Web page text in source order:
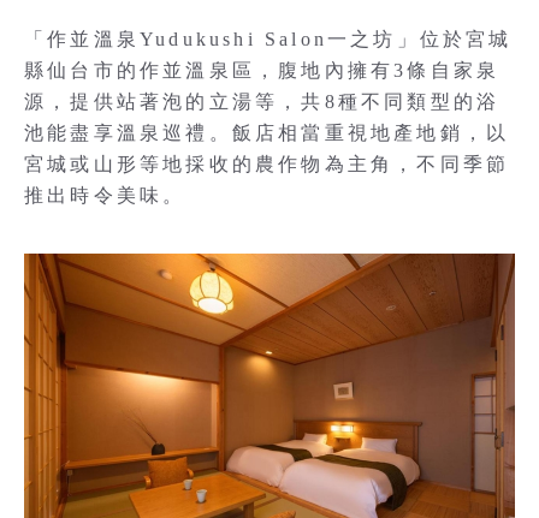
「作並溫泉Yudukushi Salon一之坊」位於宮城
縣仙台市的作並溫泉區，腹地內擁有3條自家泉
源，提供站著泡的立湯等，共8種不同類型的浴
池能盡享溫泉巡禮。飯店相當重視地產地銷，以
宮城或山形等地採收的農作物為主角，不同季節
推出時令美味。